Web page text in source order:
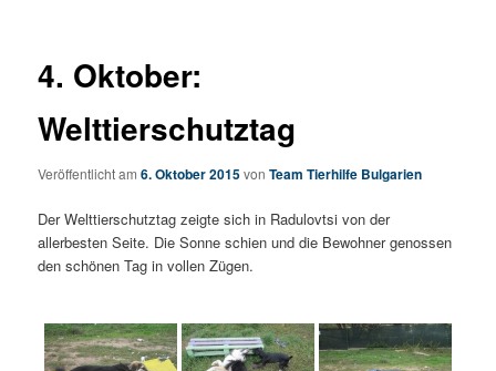
4. Oktober:
Welttierschutztag
Veröffentlicht am6. Oktober 2015vonTeam Tierhilfe Bulgarien
Der Welttierschutztag zeigte sich in Radulovtsi von der
allerbesten Seite. Die Sonne schien und die Bewohner genossen
den schönen Tag in vollen Zügen.